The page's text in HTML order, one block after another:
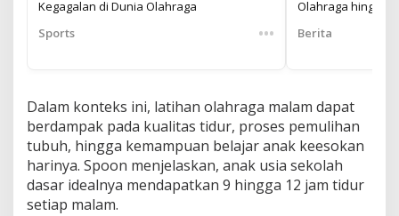
Kegagalan di Dunia Olahraga
Sports
•••
Olahraga hingga
Berita
Dalam konteks ini, latihan olahraga malam dapat
berdampak pada kualitas tidur, proses pemulihan
tubuh, hingga kemampuan belajar anak keesokan
harinya. Spoon menjelaskan, anak usia sekolah
dasar idealnya mendapatkan 9 hingga 12 jam tidur
setiap malam.